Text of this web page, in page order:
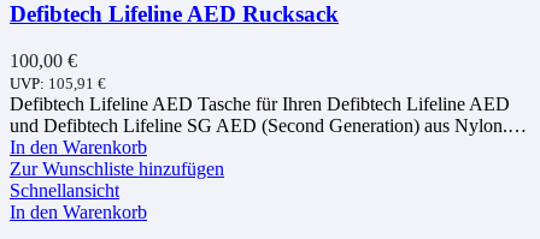
Defibtech Lifeline AED Rucksack
100,00 €
UVP: 105,91 €
Defibtech Lifeline AED Tasche für Ihren Defibtech Lifeline AED
und Defibtech Lifeline SG AED (Second Generation) aus Nylon.…
In den Warenkorb
Zur Wunschliste hinzufügen
Schnellansicht
In den Warenkorb